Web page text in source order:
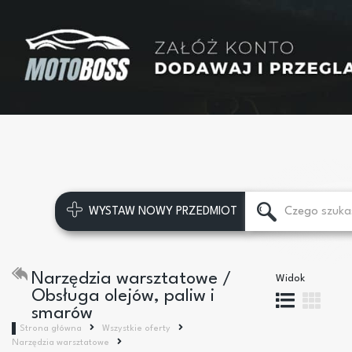
WYSTAW NOWY PRZEDMIOT
Narzędzia warsztatowe /
Obsługa olejów, paliw i
smarów
Strona główna
Wszystkie oferty
Narzędzia warsztatowe
Widok